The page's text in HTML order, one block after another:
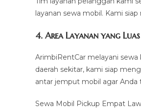
layanan sewa mobil. Kami
4. Area Layanan yang Luas
ArimbiRentCar melayani
daerah sekitar, kami siap
antar jemput mobil agar Anda
Sewa Mobil Pickup Empat